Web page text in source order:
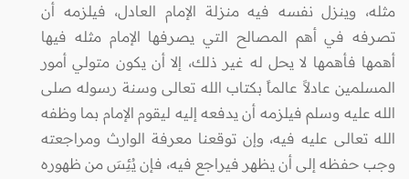
مثله، وينزل نفسه فيه منزلة الإمام العادل، فيلزمه أن
تصرفه في أهم المصالح التي يصرفها الإمام مثله فيها
أهمها فأهمها لا يحل له غير ذلك، إلا أن يكون متولي أمور
المسلمين عادلاً عالماً بكتاب الله تعالى وسنة رسوله صلى
الله عليه وسلم فيلزمه أن يدفعه إليه ليقوم الإمام بما وظفه
الله تعالى عليه فيه، وإن توقعنا معرفة الوارث ومراجعته
وجب حفظه إلى أن يظهر فيراجع فيه، فإن يُئِسَ من ظهوره